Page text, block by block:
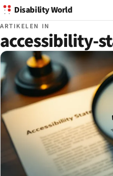
Disability World
ARTIKELEN IN
accessibility-